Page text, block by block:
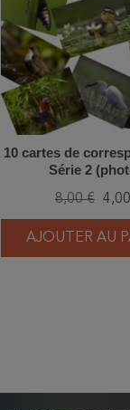
10 cartes de
Série 2
8,00 €
AJOUTER AU